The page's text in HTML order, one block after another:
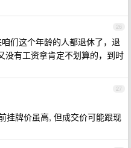
26
们这个年龄的人都退休了，退
没有工资拿肯定不划算的，到时
27
挂牌价虽高, 但成交价可能跟现